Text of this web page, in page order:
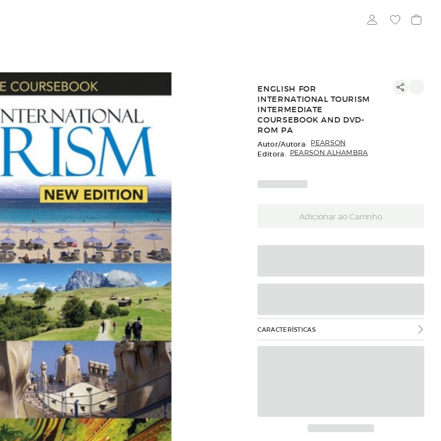
ENGLISH FOR
INTERNATIONAL TOURISM
INTERMEDIATE
COURSEBOOK AND DVD-
ROM PA
Autor/Autora: PEARSON
Editora: PEARSON ALHAMBRA
Adicionar ao Carrinho
CARACTERÍSTICAS